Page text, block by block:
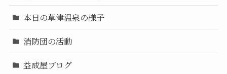
本日の草津温泉の様子
消防団の活動
益成屋ブログ